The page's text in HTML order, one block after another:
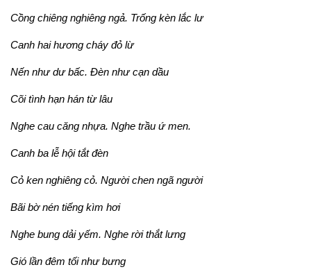
Cồng chiêng nghiêng ngả. Trống kèn lắc lư
Canh hai hương cháy đỏ lừ
Nến như dư bấc. Đèn như cạn dầu
Cõi tình hạn hán từ lâu
Nghe cau căng nhựa. Nghe trầu ứ men.
Canh ba lễ hội tắt đèn
Cỏ ken nghiêng cỏ. Người chen ngã người
Bãi bờ nén tiếng kìm hơi
Nghe bung dải yếm. Nghe rời thắt lưng
Gió lần đêm tối như bưng